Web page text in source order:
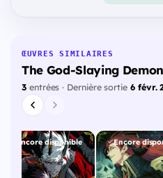
ŒUVRES SIMILAIRES
The God-Slaying
3entrées · Dernière sortie 6 févr.
Encore disponible Encore